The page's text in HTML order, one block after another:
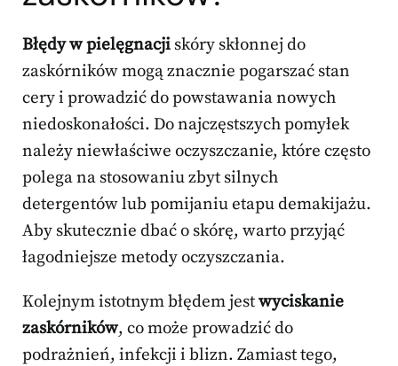
Błędy w pielęgnacji skóry skłonnej do
zaskórników mogą znacznie pogarszać stan
cery i prowadzić do powstawania nowych
niedoskonałości. Do najczęstszych pomyłek
należy niewłaściwe oczyszczanie, które często
polega na stosowaniu zbyt silnych
detergentów lub pomijaniu etapu demakijażu.
Aby skutecznie dbać o skórę, warto przyjąć
łagodniejsze metody oczyszczania.
Kolejnym istotnym błędem jestwyciskanie
zaskórników, co może prowadzić do
podrażnień, infekcji i blizn. Zamiast tego,